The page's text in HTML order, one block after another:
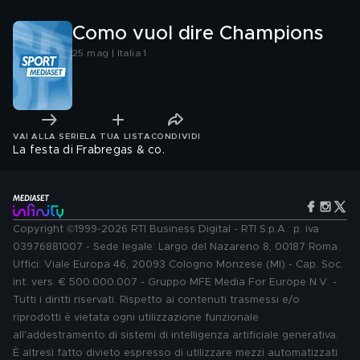
Como vuol dire Champions
25 mag | Italia 1
VAI ALLA SERIE LA TUA LISTA CONDIVIDI
La festa di Frabregas & co.
Copyright ©1999-2026 RTI Business Digital - RTI S.p.A.: p. iva
03976881007 - Sede legale: Largo del Nazareno 8, 00187 Roma.
Uffici: Viale Europa 46, 20093 Cologno Monzese (MI) - Cap. Soc.
int. vers. € 500.000.007 - Gruppo MFE Media For Europe N.V. -
Tutti i diritti riservati. Rispetto ai contenuti trasmessi e/o
riprodotti è vietata ogni utilizzazione funzionale
all'addestramento di sistemi di intelligenza artificiale generativa.
È altresì fatto divieto espresso di utilizzare mezzi automatizzati